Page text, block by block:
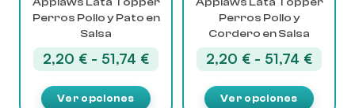
Perros Pollo y Pato en
Salsa
2,20 € - 51,74 €Rango
de
precios:
Ver opciones
en
página
de
producto
Perros Pollo y
Cordero en Salsa
2,20 € - 51,74 €Rango
de
Ver opciones
página
de
producto